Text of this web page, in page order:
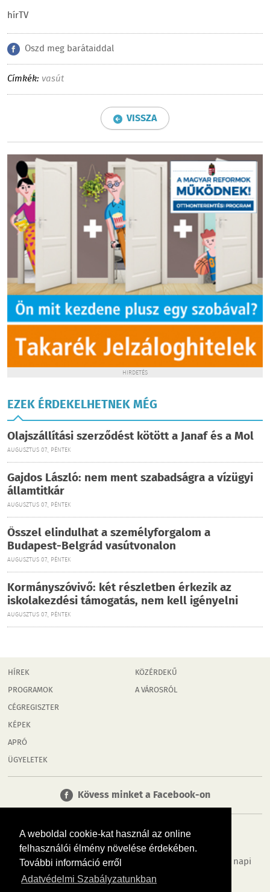
A weboldal cookie-kat használ az online
felhasználói élmény növelése érdekében.
További információ erről
Adatvédelmi Szabályzatunkban
hírTV
Oszd meg barátaiddal
Címkék: vasút
VISSZA
HIRDETÉS
EZEK ÉRDEKELHETNEK MÉG
Olajszállítási szerződést kötött a Janaf és a Mol
AUGUSZTUS 07., PÉNTEK
Gajdos László: nem ment szabadságra a vízügyi
államtitkár
AUGUSZTUS 07., PÉNTEK
Ősszel elindulhat a személyforgalom a
Budapest-Belgrád vasútvonalon
AUGUSZTUS 07., PÉNTEK
Kormányszóvivő: két részletben érkezik az
iskolakezdési támogatás, nem kell igényelni
AUGUSZTUS 07., PÉNTEK
HÍREK
PROGRAMOK
CÉGREGISZTER
KÉPEK
APRÓ
ÜGYELETEK
KÖZÉRDEKŰ
A VÁROSRÓL
Kövess minket a Facebook-on
Tudj meg többet városodról! Hírek, programok, képek, napi
menü, cégek…. és minden, ami Mosonmagyaróvár